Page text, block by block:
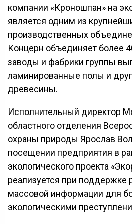
компании «Кроношпан» на
является одним из
производственных
Концерн объединяет более
заводы и фабрики группы
ламинированные полы и
древесины.
Исполнительный директор
областного отделения
охраны природы Ярослав
посещении предприятия в
экологического проекта
реализуется при поддержке
массовой информации для
экологическими